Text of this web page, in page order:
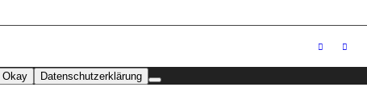
Okay Datenschutzerklärung